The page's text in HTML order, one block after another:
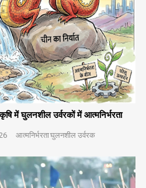
में घुलनशील उर्वरकों में आत्मनिर्भरता
आत्मनिर्भरताघुलनशील उर्वरक